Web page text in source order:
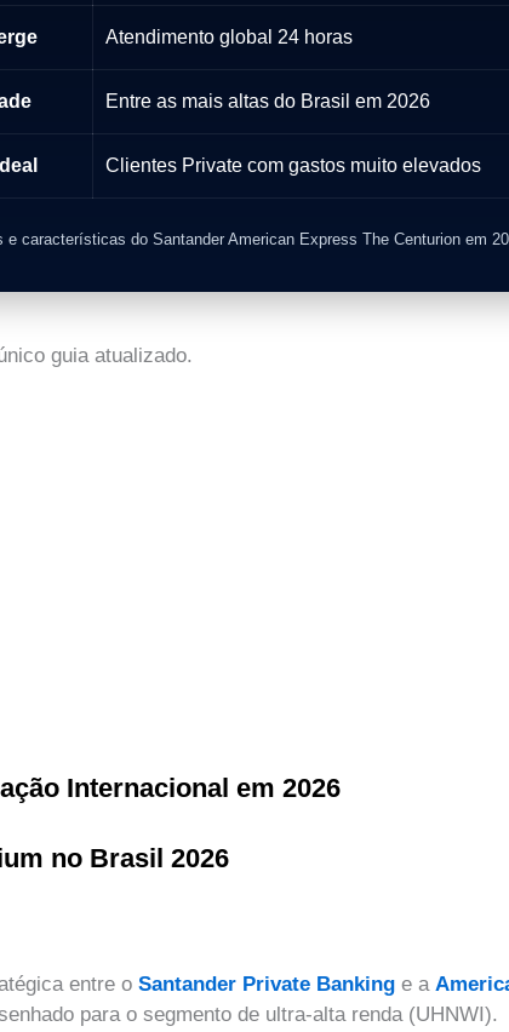
Atendimento global 24 horas
Entre as mais altas do Brasil em 2026
Clientes Private com gastos muito elevados
e características do Santander American Express The Centurion em
guia atualizado.
Internacional em 2026
no Brasil 2026
entre o Santander Private Banking e a
para o segmento de ultra-alta renda (UHNWI).